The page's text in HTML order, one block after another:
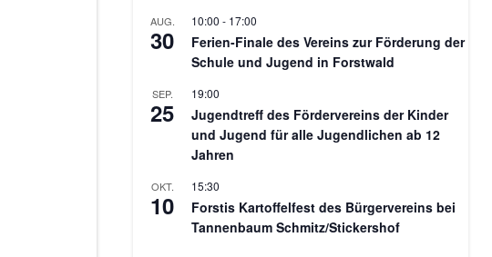
AUG.
30
10:00 - 17:00
Ferien-Finale des Vereins zur Förderung der
Schule und Jugend in Forstwald
SEP.
25
19:00
Jugendtreff des Fördervereins der Kinder
und Jugend für alle Jugendlichen ab 12
Jahren
OKT.
10
15:30
Forstis Kartoffelfest des Bürgervereins bei
Tannenbaum Schmitz/Stickershof